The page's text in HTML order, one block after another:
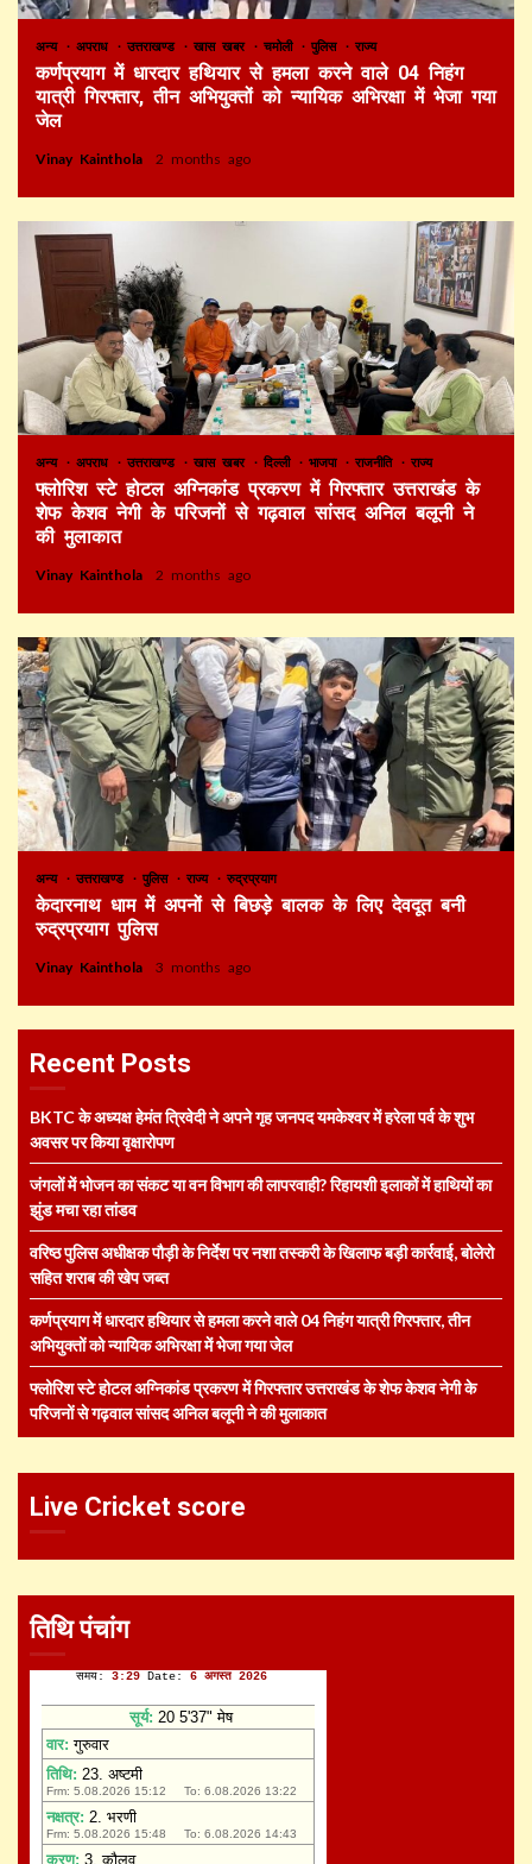
अन्य अपराध उत्तराखण्ड खास खबर चमोली पुलिस राज्य
कर्णप्रयाग में धारदार हथियार से हमला करने वाले 04 निहंग
यात्री गिरफ्तार, तीन अभियुक्तों को न्यायिक अभिरक्षा में भेजा गया
जेल
Vinay Kainthola 2 months ago
अन्य अपराध उत्तराखण्ड खास खबर दिल्ली भाजपा राजनीति राज्य
फ्लोरिश स्टे होटल अग्निकांड प्रकरण में गिरफ्तार उत्तराखंड के
शेफ केशव नेगी के परिजनों से गढ़वाल सांसद अनिल बलूनी ने
की मुलाकात
Vinay Kainthola 2 months ago
अन्य उत्तराखण्ड पुलिस राज्य रुद्रप्रयाग
केदारनाथ धाम में अपनों से बिछड़े बालक के लिए देवदूत बनी
रुद्रप्रयाग पुलिस
Vinay Kainthola 3 months ago
Recent Posts
BKTC के अध्यक्ष हेमंत त्रिवेदी ने अपने गृह जनपद यमकेश्वर में हरेला पर्व के शुभ
अवसर पर किया वृक्षारोपण
जंगलों में भोजन का संकट या वन विभाग की लापरवाही? रिहायशी इलाकों में हाथियों का
झुंड मचा रहा तांडव
वरिष्ठ पुलिस अधीक्षक पौड़ी के निर्देश पर नशा तस्करी के खिलाफ बड़ी कार्रवाई, बोलेरो
सहित शराब की खेप जब्त
कर्णप्रयाग में धारदार हथियार से हमला करने वाले 04 निहंग यात्री गिरफ्तार, तीन
अभियुक्तों को न्यायिक अभिरक्षा में भेजा गया जेल
फ्लोरिश स्टे होटल अग्निकांड प्रकरण में गिरफ्तार उत्तराखंड के शेफ केशव नेगी के
परिजनों से गढ़वाल सांसद अनिल बलूनी ने की मुलाकात
Live Cricket score
तिथि पंचांग